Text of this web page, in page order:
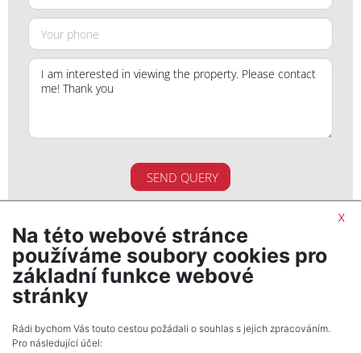
SEND QUERY
Mgr. Zora Patáková
realitní makléř
show nr.
Appartamenti-luxusní byty-Praha, s. r. o.
x
Na této webové stránce
používáme soubory cookies pro
základní funkce webové
stránky
Rádi bychom Vás touto cestou požádali o souhlas s jejich zpracováním.
Pro následující účel: